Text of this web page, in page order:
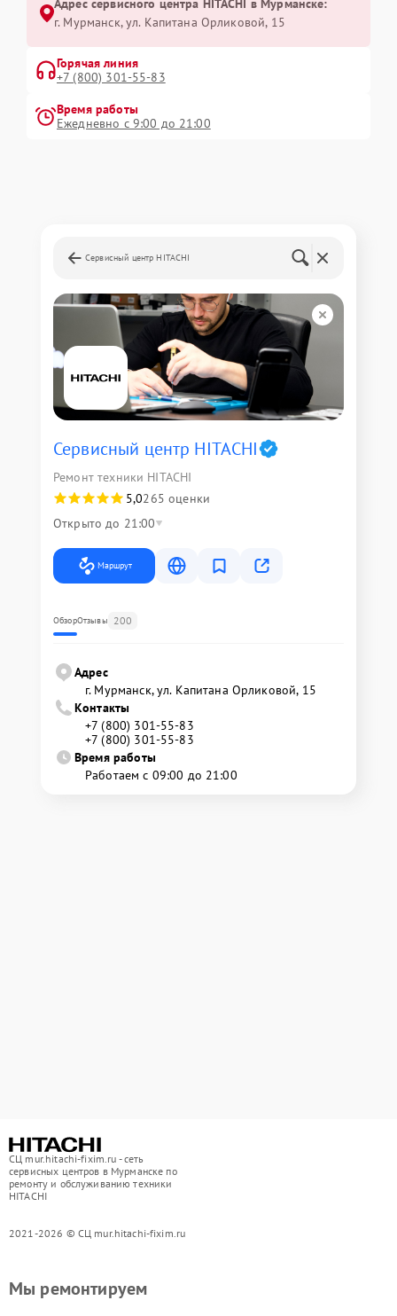
Адрес сервисного центра HITACHI в Мурманске:
г. Мурманск, ул. Капитана Орликовой, 15
Горячая линия
+7 (800) 301-55-83
Время работы
Ежедневно с 9:00 до 21:00
Сервисный центр HITACHI
Сервисный центр HITACHI
Ремонт техники HITACHI
5,0265 оценки
Открыто до 21:00
Маршрут
ОбзорОтзывы 200
Адрес
г. Мурманск, ул. Капитана Орликовой, 15
Контакты
+7 (800) 301-55-83
+7 (800) 301-55-83
Время работы
Работаем с 09:00 до 21:00
СЦ mur.hitachi-fixim.ru - сеть
сервисных центров в Мурманске по
ремонту и обслуживанию техники
HITACHI
2021-2026 © СЦ mur.hitachi-fixim.ru
Мы ремонтируем